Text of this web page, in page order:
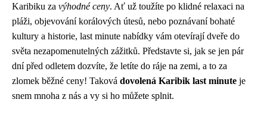
Karibiku za výhodné ceny. Ať už toužíte po klidné relaxaci na
pláži, objevování korálových útesů, nebo poznávaní bohaté
kultury a historie, last minute nabídky vám otevírají dveře do
světa nezapomenutelných zážitků. Představte si, jak se jen pár
dní před odletem dozvíte, že letíte do ráje na zemi, a to za
zlomek běžné ceny! Taková dovolená Karibik last minute je
snem mnoha z nás a vy si ho můžete splnit.